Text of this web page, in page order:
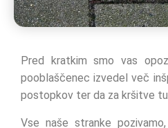
Pred kratkim smo vas
pooblaščenec izvedel več
postopkov ter da za kršitve
Vse naše stranke